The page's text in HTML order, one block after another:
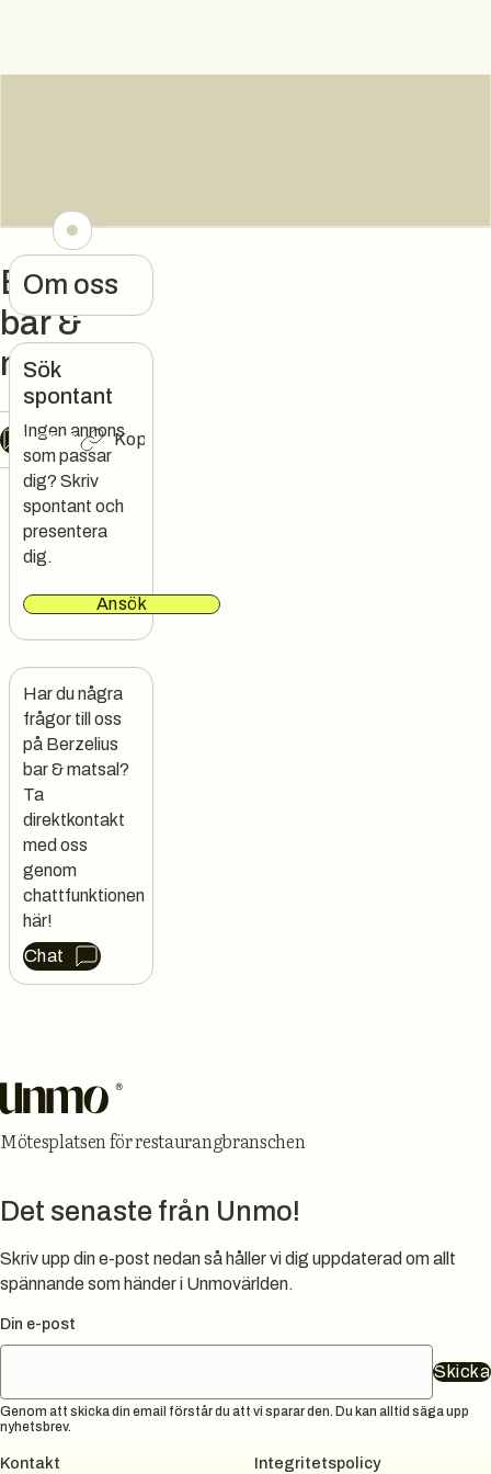
Berzelius
bar &
matsal
Chat Kopiera länk
Om oss
Sök
spontant
Ingen annons
som passar
dig? Skriv
spontant och
presentera
dig.
Ansök
Har du några
frågor till oss
på Berzelius
bar & matsal?
Ta
direktkontakt
med oss
genom
chattfunktionen
här!
Chat
Mötesplatsen för restaurangbranschen
Det senaste från Unmo!
Skriv upp din e-post nedan så håller vi dig uppdaterad om allt
spännande som händer i Unmovärlden.
Din e-post
Skicka
Genom att skicka din email förstår du att vi sparar den. Du kan alltid säga upp
nyhetsbrev.
Kontakt Integritetspolicy